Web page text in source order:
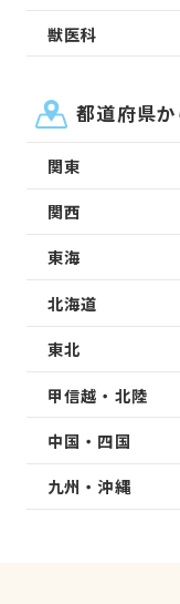
獣医科
都道府県
関東
関西
東海
北海道
東北
甲信越・北陸
中国・四国
九州・沖縄